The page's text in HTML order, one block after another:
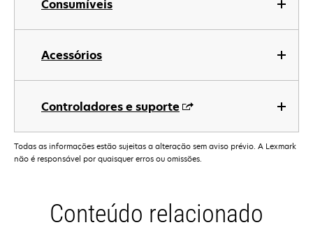
Consumíveis
Acessórios
Controladores e suporte
Todas as informações estão sujeitas a alteração sem aviso prévio. A Lexmark
não é responsável por quaisquer erros ou omissões.
Conteúdo relacionado